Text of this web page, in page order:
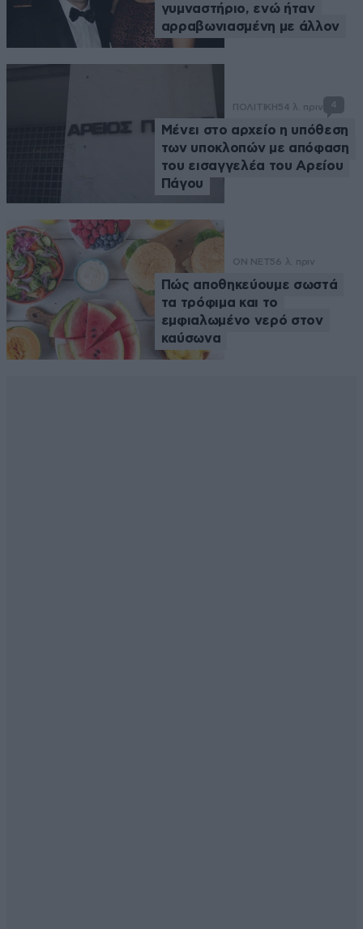
γυμναστήριο, ενώ ήταν
αρραβωνιασμένη με άλλον
ΠΟΛΙΤΙΚΗ54 λ. πριν 4
Μένει στο αρχείο η υπόθεση
των υποκλοπών με απόφαση
του εισαγγελέα του Αρείου
Πάγου
ON NET56 λ. πριν
Πώς αποθηκεύουμε σωστά
τα τρόφιμα και το
εμφιαλωμένο νερό στον
καύσωνα